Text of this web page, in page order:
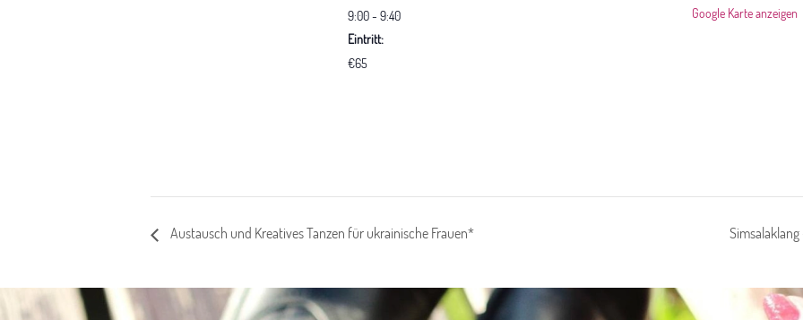
9:00 - 9:40
Eintritt:
€65
Google Karte anzeigen
Austausch und Kreatives Tanzen für ukrainische Frauen*